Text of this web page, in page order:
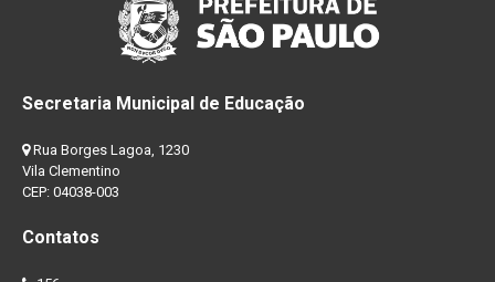
Secretaria Municipal de Educação
Rua Borges Lagoa, 1230
Vila Clementino
CEP: 04038-003
Contatos